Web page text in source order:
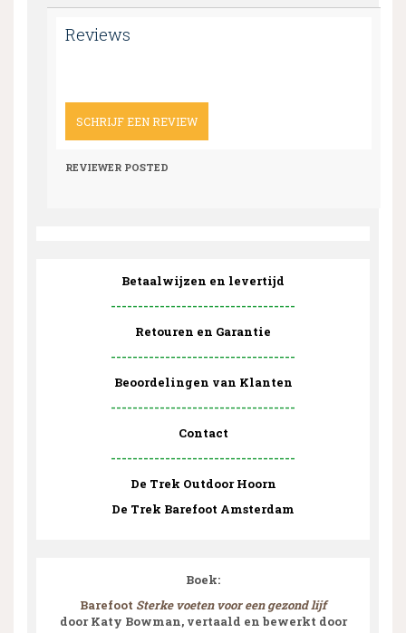
Reviews
SCHRIJF EEN REVIEW
REVIEWER POSTED
Betaalwijzen en levertijd
----------------------------------
Retouren en Garantie
----------------------------------
Beoordelingen van Klanten
----------------------------------
Contact
----------------------------------
De Trek Outdoor Hoorn
De Trek Barefoot Amsterdam
Boek:
Barefoot Sterke voeten voor een gezond lijf
door Katy Bowman, vertaald en bewerkt door